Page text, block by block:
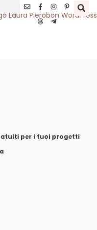
per i tuoi progetti